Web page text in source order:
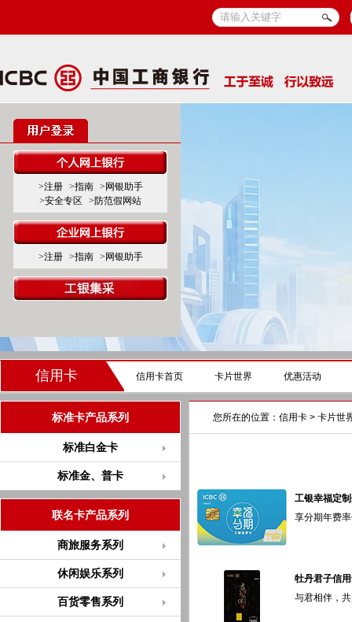
>注册 >指南
>网银助手
>安全专区
>防范假网站
>注册 >指南 >网银助手
信用卡 信用卡首页 卡片世界 优惠活动
标准卡产品系列
标准白金卡
标准金、普卡
联名卡产品系列
商旅服务系列
休闲娱乐系列
百货零售系列
您所在的位置： 信用卡 > 卡片世
工银幸福定
享分期年费
牡丹君子信
与君相伴，